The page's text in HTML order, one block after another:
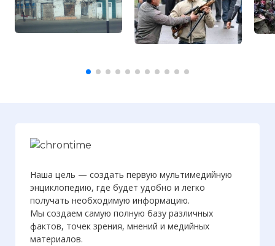
Наша цель — создать первую мультимедийную
энциклопедию, где будет удобно и легко
получать необходимую информацию.
Мы создаем самую полную базу различных
фактов, точек зрения, мнений и медийных
материалов.